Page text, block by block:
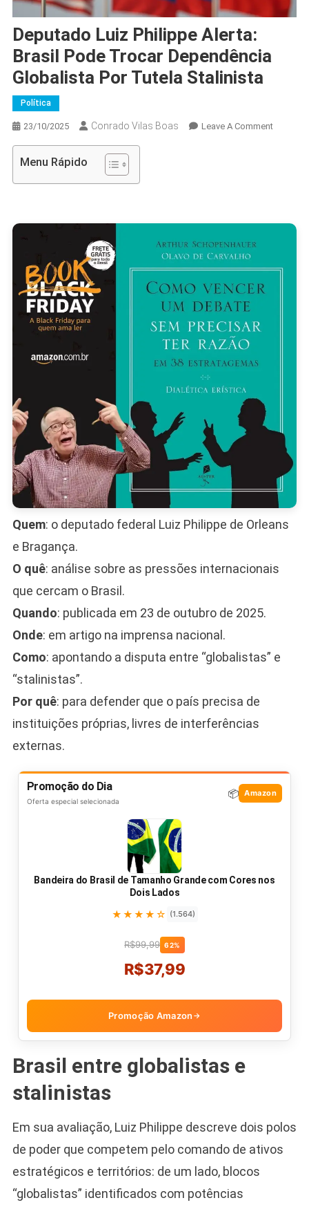
Deputado Luiz Philippe Alerta:
Brasil Pode Trocar Dependência
Globalista Por Tutela Stalinista
Política
23/10/2025 Conrado Vilas Boas Leave A CommentOn
Menu Rápido
Quem: o deputado federal Luiz Philippe de Orleans
e Bragança.
O quê: análise sobre as pressões internacionais
que cercam o Brasil.
Quando: publicada em 23 de outubro de 2025.
Onde: em artigo na imprensa nacional.
Como: apontando a disputa entre “globalistas” e
“stalinistas”.
Por quê: para defender que o país precisa de
instituições próprias, livres de interferências
externas.
Promoção do Dia
Oferta especial selecionada
📦 Amazon
Bandeira do Brasil de Tamanho Grande com Cores nos
Dois Lados
★★★★☆ (1.564)
R$99,99 62%
R$37,99
Promoção Amazon →
Brasil entre globalistas e
stalinistas
Em sua avaliação, Luiz Philippe descreve dois polos
de poder que competem pelo comando de ativos
estratégicos e territórios: de um lado, blocos
“globalistas” identificados com potências